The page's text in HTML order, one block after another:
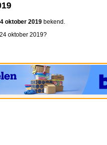
oktober 2019 bekend.
oktober 2019?